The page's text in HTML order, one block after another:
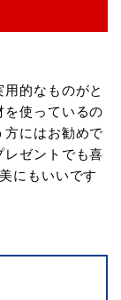
的なものがと
使っているの
方にはお勧めで
ゼントでも喜
にもいいです